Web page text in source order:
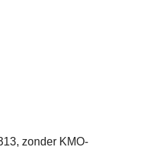
zonder KMO-